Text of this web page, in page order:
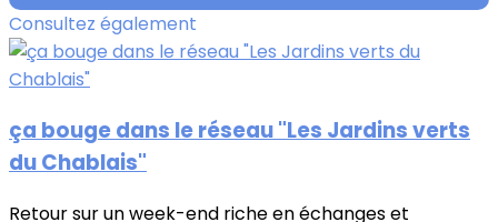
Consultez également
ça bouge dans le réseau "Les Jardins verts
du Chablais"
Retour sur un week-end riche en échanges et